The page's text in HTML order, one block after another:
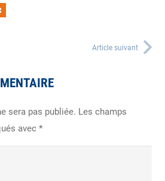
Article suivant
sera pas publiée. Les champs
avec *